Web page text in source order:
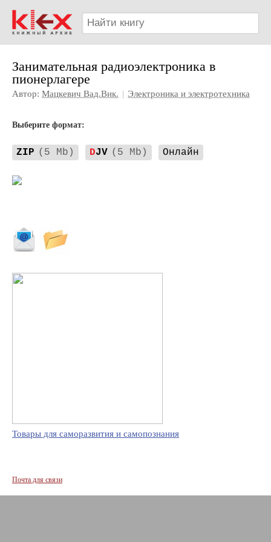
Занимательная радиоэлектроника в
пионерлагере
Автор: Мацкевич Вад.Вик. | Электроника и электротехника
Выберите формат:
ZIP (5 Mb) DJV (5 Mb) Онлайн
Товары для саморазвития и самопознания
Почта для связи